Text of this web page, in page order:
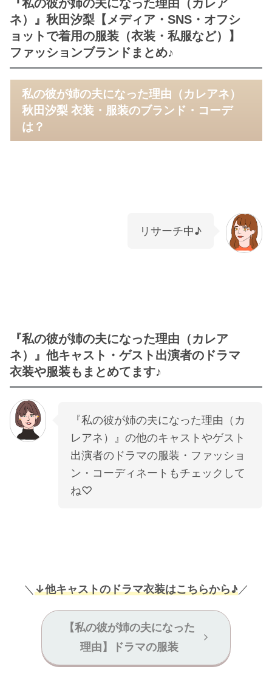
『私の彼が姉の夫になった理由（カレア
ネ）』秋田汐梨【メディア・SNS・オフシ
ョットで着用の服装（衣装・私服など）】
ファッションブランドまとめ♪
私の彼が姉の夫になった理由（カレアネ）
秋田汐梨 衣装・服装のブランド・コーデ
は？
リサーチ中♪
『私の彼が姉の夫になった理由（カレア
ネ）』他キャスト・ゲスト出演者のドラマ
衣装や服装もまとめてます♪
『私の彼が姉の夫になった理由（カ
レアネ）』の他のキャストやゲスト
出演者のドラマの服装・ファッショ
ン・コーディネートもチェックして
ね♡
＼ ↓他キャストのドラマ衣装はこちらから♪／
【私の彼が姉の夫になった
理由】ドラマの服装